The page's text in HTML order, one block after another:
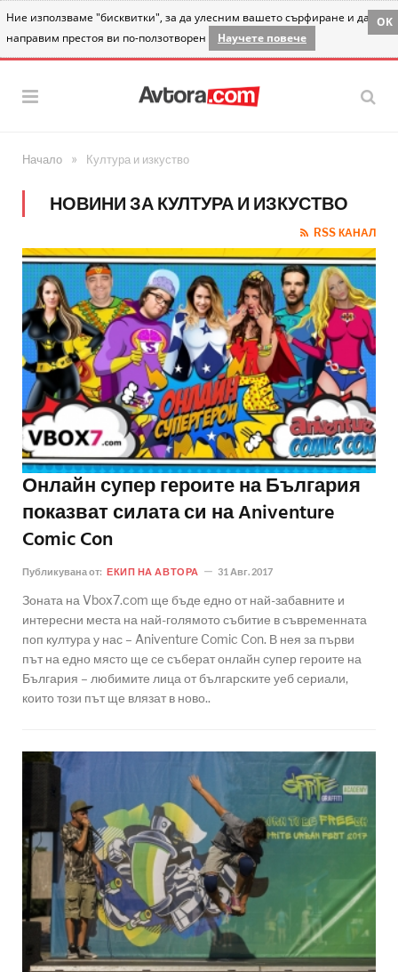
Ние използваме "бисквитки", за да улесним вашето сърфиране и да
направим престоя ви по-ползотворен
Научете повече
OK
Начало » Култура и изкуство
НОВИНИ ЗА КУЛТУРА И ИЗКУСТВО
RSS КАНАЛ
Онлайн супер героите на България
показват силата си на Aniventure
Comic Con
Публикувана от: ЕКИП НА АВТОРА 31 Авг. 2017
Зоната на Vbox7.com ще бъде едно от най-забавните и
интересни места на най-голямото събитие в съвременната
поп култура у нас – Aniventure Comic Con. В нея за първи
път на едно място ще се съберат онлайн супер героите на
България – любимите лица от българските уеб сериали,
които този път ще влязат в ново..